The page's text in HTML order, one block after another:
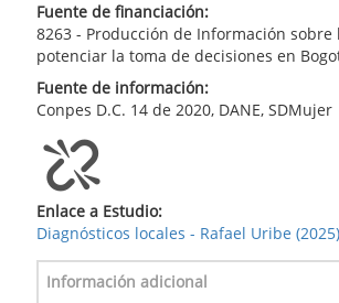
Fuente de financiación:
8263 - Producción de Información
potenciar la toma de decisiones en
Fuente de información:
Conpes D.C. 14 de 2020, DANE, SDMujer
Enlace a Estudio:
Diagnósticos locales - Rafael Uribe (2025)
Información adicional